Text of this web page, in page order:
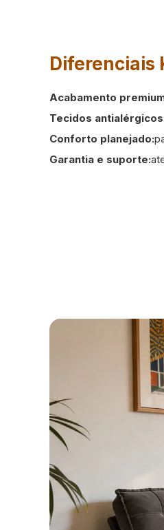
Diferenciais
Acabamento
Tecidos
Conforto planejado:
Garantia e suporte: